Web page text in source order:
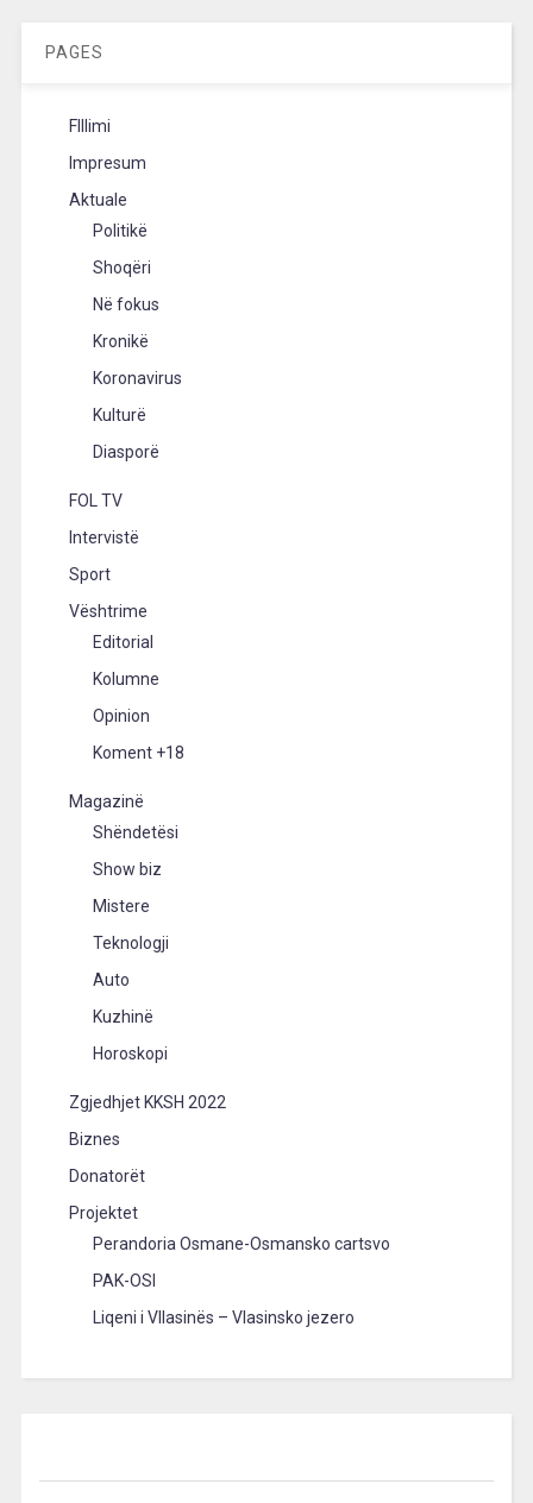
PAGES
FIllimi
Impresum
Aktuale
Politikë
Shoqëri
Në fokus
Kronikë
Koronavirus
Kulturë
Diasporë
FOL TV
Intervistë
Sport
Vështrime
Editorial
Kolumne
Opinion
Koment +18
Magazinë
Shëndetësi
Show biz
Mistere
Teknologji
Auto
Kuzhinë
Horoskopi
Zgjedhjet KKSH 2022
Biznes
Donatorët
Projektet
Perandoria Osmane-Osmansko cartsvo
PAK-OSI
Liqeni i Vllasinës – Vlasinsko jezero